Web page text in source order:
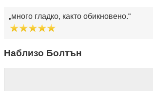
много гладко, както обикновено.
Наблизо Болтън